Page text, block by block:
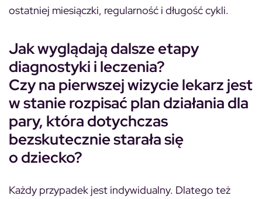
ostatniej miesiączki, regularność i długość cykli.
Jak wyglądają dalsze etapy
diagnostyki i leczenia?
Czy na pierwszej wizycie lekarz jest
w stanie rozpisać plan działania dla
pary, która dotychczas
bezskutecznie starała się
o dziecko?
Każdy przypadek jest indywidualny. Dlatego też